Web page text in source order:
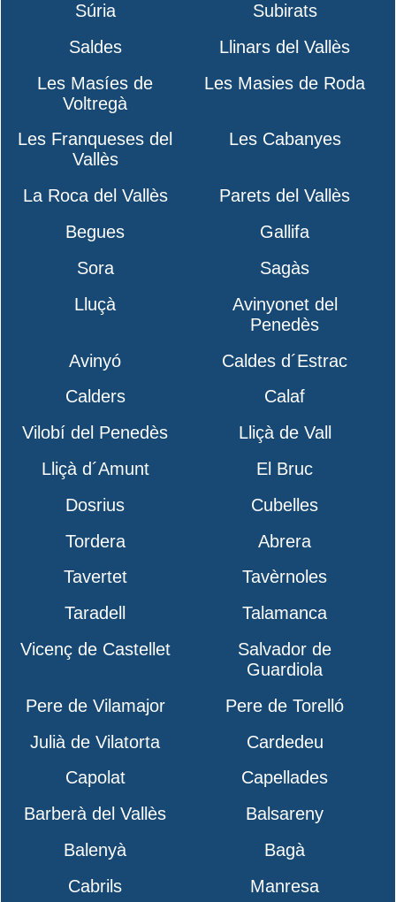
Súria
Subirats
Saldes
Llinars del Vallès
Les Masíes de
Voltregà
Les Masies de Roda
Les Franqueses del
Vallès
Les Cabanyes
La Roca del Vallès
Parets del Vallès
Begues
Gallifa
Sora
Sagàs
Lluçà
Avinyonet del
Penedès
Avinyó
Caldes d´Estrac
Calders
Calaf
Vilobí del Penedès
Lliçà de Vall
Lliçà d´Amunt
El Bruc
Dosrius
Cubelles
Tordera
Abrera
Tavertet
Tavèrnoles
Taradell
Talamanca
Vicenç de Castellet
Salvador de
Guardiola
Pere de Vilamajor
Pere de Torelló
Julià de Vilatorta
Cardedeu
Capolat
Capellades
Barberà del Vallès
Balsareny
Balenyà
Bagà
Cabrils
Manresa